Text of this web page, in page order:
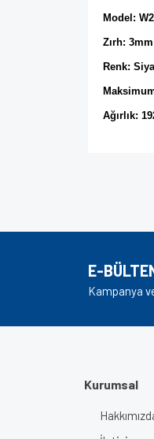
Model:
Zırh:
Renk:
Ağırlık:
E-
Kampanya
Kurumsal